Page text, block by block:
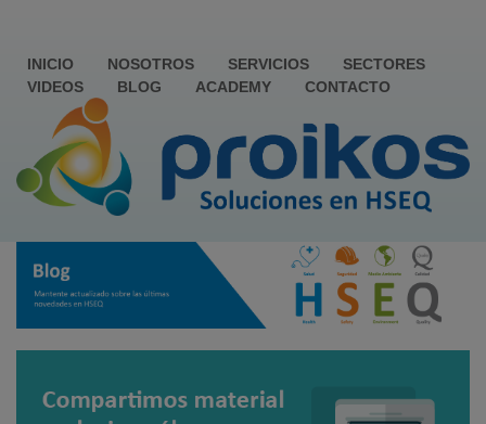
INICIO NOSOTROS SERVICIOS
SECTORES
VIDEOS
BLOG ACADEMY CONTACTO